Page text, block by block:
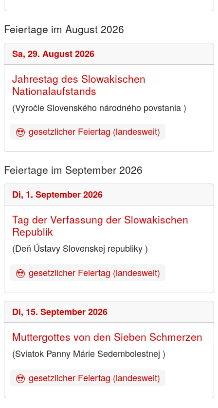
Feiertage im August 2026
Sa, 29. August 2026
Jahrestag des Slowakischen
Nationalaufstands
(Výročie Slovenského národného povstania )
gesetzlicher Feiertag (landesweit)
Feiertage im September 2026
Di, 1. September 2026
Tag der Verfassung der Slowakischen
Republik
(Deň Ústavy Slovenskej republiky )
gesetzlicher Feiertag (landesweit)
Di, 15. September 2026
Muttergottes von den Sieben Schmerzen
(Sviatok Panny Márie Sedembolestnej )
gesetzlicher Feiertag (landesweit)